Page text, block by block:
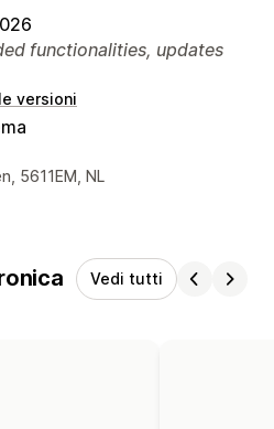
functionalities, updates
versioni
5611EM, NL
Vedi tutti